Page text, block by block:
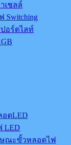
เชลล์
Switching
อร์ตไลท์
ดLED
LED
ณะขั้วหลอดไฟ